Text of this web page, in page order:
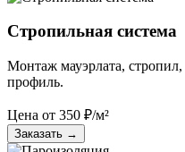
Стропильная система
Монтаж мауэрлата,
профиль.
Цена от 350 ₽/м²
Заказать →